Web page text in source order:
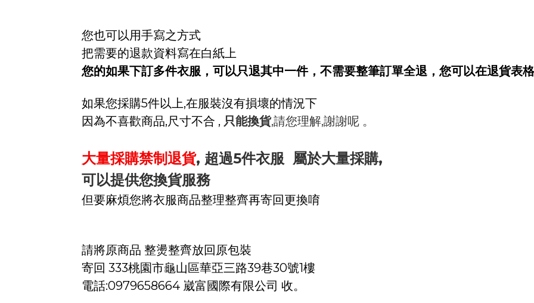
您也可以用手寫之方式
把需要的退款資料寫在白紙上
您的如果下訂多件衣服，可以只退其中一件，不需要整筆訂單全退，您可以在退貨表
如果您採購5件以上,在服裝沒有損壞的情況下
因為不喜歡商品,尺寸不合 , 只能換貨,請您理解,謝謝呢 。
大量採購禁制退貨, 超過5件衣服 屬於大量採購,
可以提供您換貨服務
但要麻煩您將衣服商品整理整齊再寄回更換唷
請將原商品 整燙整齊放回原包裝
寄回 333桃園市龜山區華亞三路39巷30號1樓
電話:0979658664 崴富國際有限公司 收。